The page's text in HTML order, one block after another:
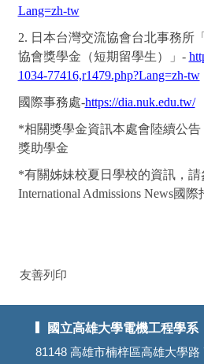
Lang=zh-tw
2. 日本台灣交流協會台北事務所
協會獎學金（短期留學生）」-
1034-77416,r1479.php?Lang=zh-tw
國際事務處-https://dia.nuk.edu.tw/
*相關獎學金資訊本處會陸續公
獎助學金
*有關姊妹校夏日學校的資訊，
International Admissions News國際
友善列印
國立高雄大學電機工程學系
81148 高雄市楠梓區高雄大學路